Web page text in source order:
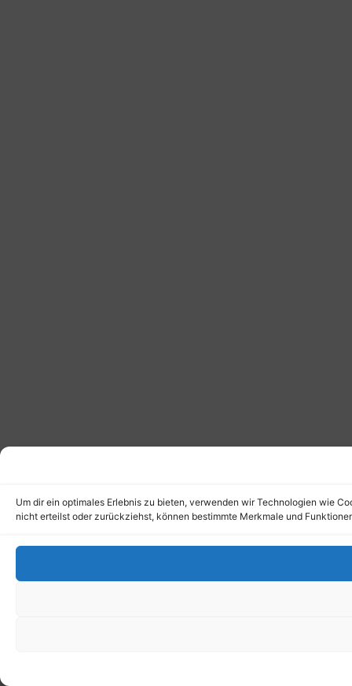
Um dir ein optimales Erlebnis zu bieten, verwenden wir Technologien wie
nicht erteilst oder zurückziehst, können bestimmte Merkmale und